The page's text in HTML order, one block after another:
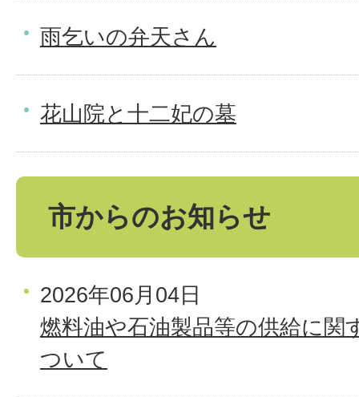
雨乞いの弁天さん
花山院と十二妃の墓
市からのお知らせ
2026年06月04日
燃料油や石油製品等の供給に関
ついて